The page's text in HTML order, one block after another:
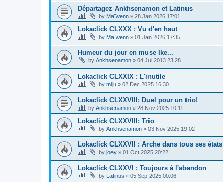
Départagez Ankhsenamon et Latinus
by Maïwenn » 28 Jan 2026 17:01
Lokaclick CLXXX : Vu d'en haut
by Maïwenn » 01 Jan 2026 17:35
Humeur du jour en muse Ike...
by Ankhsenamon » 04 Jul 2013 23:28
Lokaclick CLXXIX : L'inutile
by miju » 02 Dec 2025 16:30
Lokaclick CLXXVIII: Duel pour un trio!
by Ankhsenamon » 28 Nov 2025 10:11
Lokaclick CLXXVIII: Trio
by Ankhsenamon » 03 Nov 2025 19:02
Lokaclick CLXXVII : Arche dans tous ses états
by joey » 01 Oct 2025 20:22
Lokaclick CLXXVI : Toujours à l'abandon
by Latinus » 05 Sep 2025 00:06